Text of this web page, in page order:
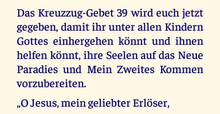
Das Kreuzzug-Gebet 39 wird euch jetzt
gegeben, damit ihr unter allen Kindern
Gottes einhergehen könnt und ihnen
helfen könnt, ihre Seelen auf das Neue
Paradies und Mein Zweites Kommen
vorzubereiten.
„O Jesus, mein geliebter Erlöser,